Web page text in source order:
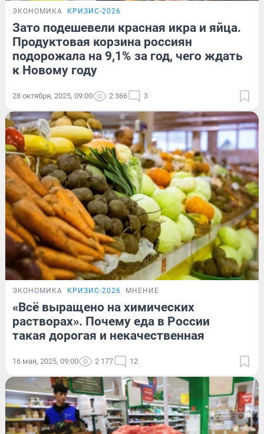
ЭКОНОМИКА КРИЗИС-2026
Зато подешевели красная икра и яйца.
Продуктовая корзина россиян
подорожала на 9,1% за год, чего ждать
к Новому году
28 октября, 2025, 09:00 2 366 3
ЭКОНОМИКА КРИЗИС-2026 МНЕНИЕ
«Всё выращено на химических
растворах». Почему еда в России
такая дорогая и некачественная
16 мая, 2025, 09:00 2 177 12